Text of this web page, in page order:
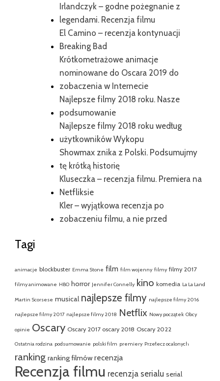
Irlandczyk – godne pożegnanie z
legendami. Recenzja filmu
El Camino – recenzja kontynuacji
Breaking Bad
Krótkometrażowe animacje
nominowane do Oscara 2019 do
zobaczenia w Internecie
Najlepsze filmy 2018 roku. Nasze
podsumowanie
Najlepsze filmy 2018 roku według
użytkowników Wykopu
Showmax znika z Polski. Podsumujmy
tę krótką historię
Kluseczka – recenzja filmu. Premiera na
Netfliksie
Kler – wyjątkowa recenzja po
zobaczeniu filmu, a nie przed
Tagi
animacje blockbuster Emma Stone film film wojenny filmy filmy 2017
filmy animowane HBO horror Jennifer Connelly kino komedia La La Land
Martin Scorsese musical najlepsze filmy najlepsze filmy 2016
najlepsze filmy 2017 najlepsze filmy 2018 Netflix Nowy początek Obcy
opinie Oscary Oscary 2017 oscary 2018 Oscary 2022
Ostatnia rodzina podsumowanie polski film premiery Przełecz ocalonych
ranking ranking filmów recenzja
Recenzja filmu recenzja serialu serial